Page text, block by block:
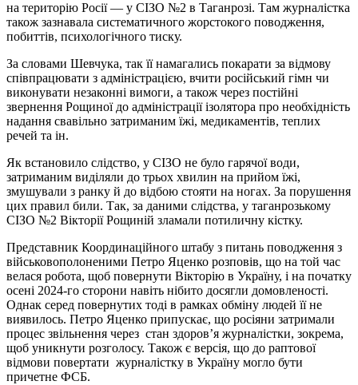
на територію Росії — у СІЗО №2 в Таганрозі. Там журналістка
також зазнавала систематичного жорстокого поводження,
побиттів, психологічного тиску.
За словами Шевчука, так її намагались покарати за відмову
співпрацювати з адміністрацією, вчити російський гімн чи
виконувати незаконні вимоги, а також через постійні
звернення Рощиної до адміністрації ізолятора про необхідність
надання свавільно затриманим їжі, медикаментів, теплих
речей та ін.
Як встановило слідство, у СІЗО не було гарячої води,
затриманим виділяли до трьох хвилин на прийом їжі,
змушували з ранку й до відбою стояти на ногах. За порушення
цих правил били. Так, за даними слідства, у таганрозькому
СІЗО №2 Вікторії Рощиній зламали потиличну кістку.
Представник Координаційного штабу з питань поводження з
військовополоненими Петро Яценко розповів, що на той час
велася робота, щоб повернути Вікторію в Україну, і на початку
осені 2024-го сторони навіть нібито досягли домовленості.
Однак серед повернутих тоді в рамках обміну людей її не
виявилось. Петро Яценко припускає, що росіяни затримали
процес звільнення через стан здоров’я журналістки, зокрема,
щоб уникнути розголосу. Також є версія, що до раптової
відмови повертати журналістку в Україну могло бути
причетне ФСБ.